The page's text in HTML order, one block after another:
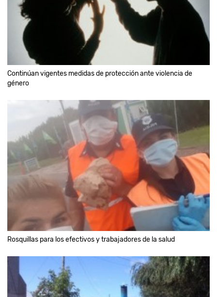
Continúan vigentes medidas de protección ante violencia de
género
Rosquillas para los efectivos y trabajadores de la salud